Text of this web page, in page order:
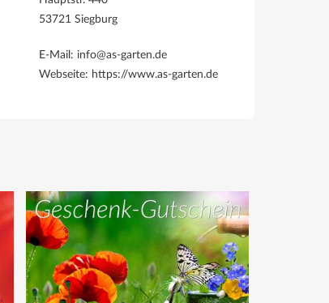
53721 Siegburg
E-Mail: info@as-garten.de
Webseite: https://www.as-garten.de